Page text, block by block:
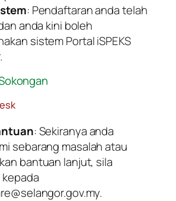
: Pendaftaran anda telah
anda kini boleh
sistem Portal iSPEKS
: Sekiranya anda
sebarang masalah atau
bantuan lanjut, sila